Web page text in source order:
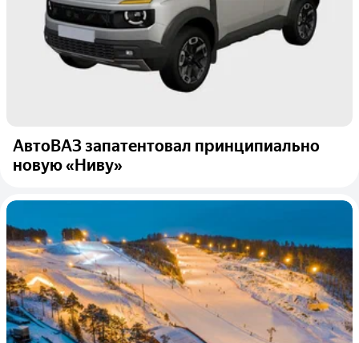
АвтоВАЗ запатентовал принципиально
новую «Ниву»